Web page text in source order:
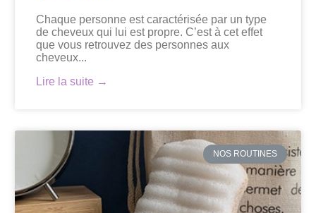
Chaque personne est caractérisée par un type
de cheveux qui lui est propre. C’est à cet effet
que vous retrouvez des personnes aux
cheveux...
Lire la suite →
NOS ROUTINES